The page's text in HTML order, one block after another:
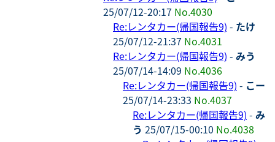
25/07/12-20:17 No.4030
Re:レンタカー(帰国報告9) - たけ
25/07/12-21:37 No.4031
Re:レンタカー(帰国報告9) - みう
25/07/14-14:09 No.4036
Re:レンタカー(帰国報告9) - こー
25/07/14-23:33 No.4037
Re:レンタカー(帰国報告9) - み
う 25/07/15-00:10 No.4038